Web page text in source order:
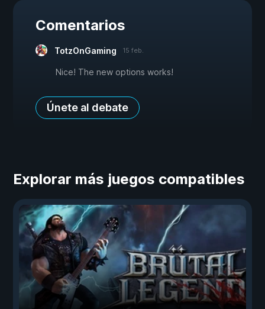
Comentarios
TotzOnGaming 15 feb.
Nice! The new options works!
Únete al debate
Explorar más juegos compatibles